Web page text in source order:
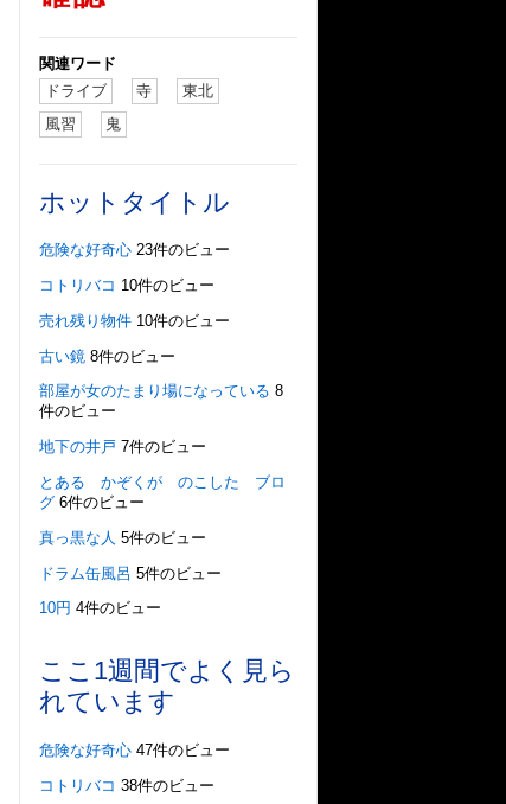
関連ワード
ドライブ
寺
東北
風習
鬼
ホットタイトル
危険な好奇心 23件のビュー
コトリバコ 10件のビュー
売れ残り物件 10件のビュー
古い鏡 8件のビュー
部屋が女のたまり場になっている 8
件のビュー
地下の井戸 7件のビュー
とある かぞくが のこした ブロ
グ 6件のビュー
真っ黒な人 5件のビュー
ドラム缶風呂 5件のビュー
10円 4件のビュー
ここ1週間でよく見ら
れています
危険な好奇心 47件のビュー
コトリバコ 38件のビュー